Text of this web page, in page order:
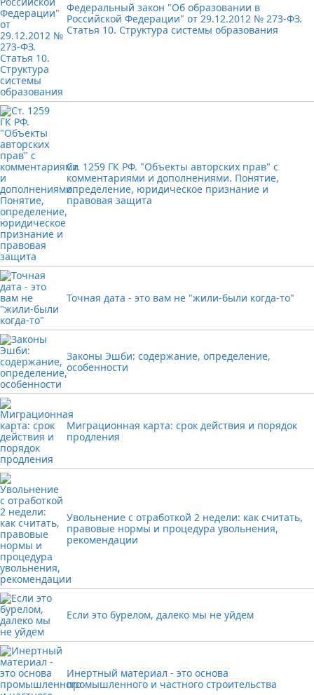
Федеральный закон "Об образовании в
Российской Федерации" от 29.12.2012 № 273-ФЗ.
Статья 10. Структура системы образования
Ст. 1259 ГК РФ. "Объекты авторских прав" с
комментариями и дополнениями. Понятие,
определение, юридическое признание и
правовая защита
Точная дата - это вам не "жили-были когда-то"
Законы Эшби: содержание, определение,
особенности
Миграционная карта: срок действия и порядок
продления
Увольнение с отработкой 2 недели: как считать,
правовые нормы и процедура увольнения,
рекомендации
Если это бурелом, далеко мы не уйдем
Инертный материал - это основа
промышленного и частного строительства